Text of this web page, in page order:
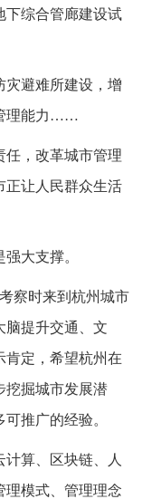
下综合管廊建设试
灾避难所建设，增
理能力……
任，改革城市管理
正让人民群众生活
大支撑。
察时来到杭州城市
脑提升交通、文
肯定，希望杭州在
挖掘城市发展潜
推广的经验。
算、区块链、人
理模式、管理理念